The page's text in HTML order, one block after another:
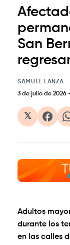
San
SAMUEL LANZA
3 de julio de 2026
𝕏
Adultos
durante los
en las calles